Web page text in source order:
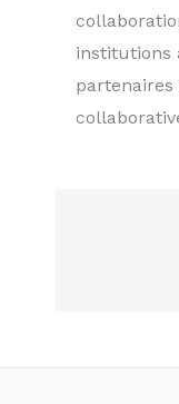
institutions
partenaires